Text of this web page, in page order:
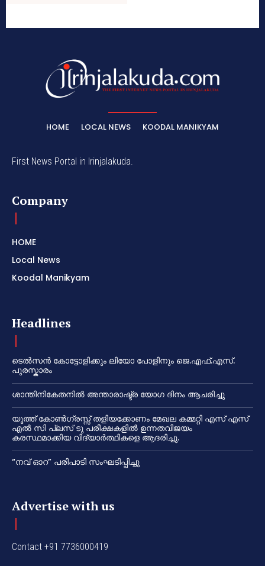
HOME LOCAL NEWS KOODAL MANIKYAM
First News Portal in Irinjalakuda.
Company
HOME
Local News
Koodal Manikyam
Headlines
ടെൽസൻ കോട്ടോളിക്കും ലിയോ പോളിനും ജെ.എഫ്.എസ്.
പുരസ്കാരം
ശാന്തിനികേതനിൽ അന്താരാഷ്ട്ര യോഗ ദിനം ആചരിച്ചു
യൂത്ത് കോൺഗ്രസ്സ് തളിയക്കോണം മേഖല കമ്മറ്റി എസ് എസ്
എൽ സി പ്ലസ് ടു പരീക്ഷകളിൽ ഉന്നതവിജയം
കരസ്ഥമാക്കിയ വിദ്യാർത്ഥികളെ ആദരിച്ചു.
“നവ് ഓറ” പരിപാടി സംഘടിപ്പിച്ചു
Advertise with us
Contact +91 7736000419